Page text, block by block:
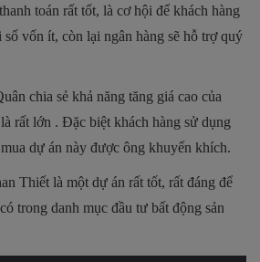
toán rất tốt, là cơ hội để khách hàng
vốn ít, còn lại ngân hàng sẽ hỗ trợ quý
chia sẻ khả năng tăng giá cao của
rất lớn . Đặc biệt khách hàng sử dụng
dự án này được ông khuyến khích.
Thiết là một dự án rất tốt, rất đáng để
trong danh mục đầu tư bất động sản